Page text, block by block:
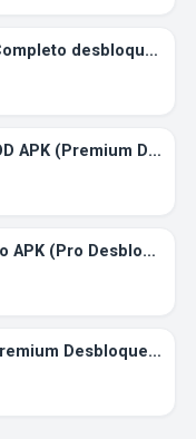
mcpro24fps MOD APK (Completo desbloqueado)
Aloha Browser Turbo MOD APK (Premium Desbloqueado)
KWGT Kustom Widget Pro APK (Pro Desbloqueado)
Apo AI Chat MOD APK (Premium Desbloqueado)